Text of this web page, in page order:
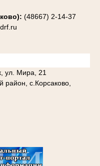
(48667) 2-14-37
ул. Мира, 21
район, с.Корсаково,